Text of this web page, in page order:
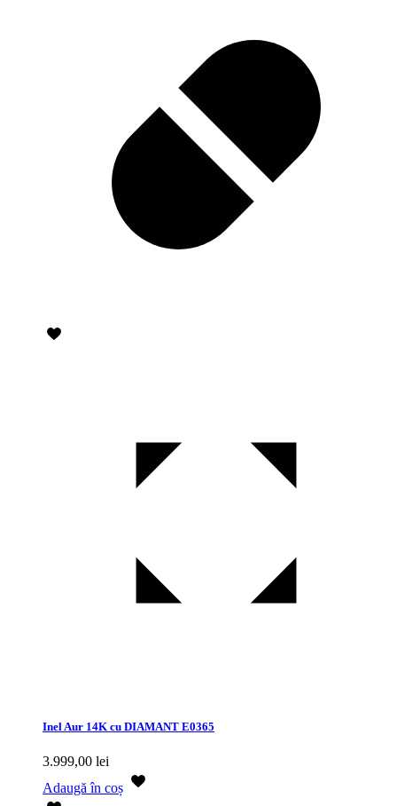
Inel Aur 14K cu DIAMANT E0365
3.999,00 lei
Adaugă în coș